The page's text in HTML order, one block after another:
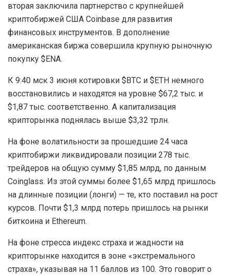
вторая заключила партнерство с крупнейшей
криптобиржей США Coinbase для развития
финансовых инструментов. В дополнение
американская биржа совершила крупную рыночную
покупку $ENA.
К 9:40 мск 3 июня котировки $BTC и $ETH немного
восстановились и находятся на уровне $67,2 тыс. и
$1,87 тыс. соответственно. А капитализация
крипторынка поднялась выше $3,32 трлн.
На фоне волатильности за прошедшие 24 часа
криптобиржи ликвидировали позиции 278 тыс.
трейдеров на общую сумму $1,85 млрд, по данным
Coinglass. Из этой суммы более $1,65 млрд пришлось
на длинные позиции (лонги) — те, кто поставил на рост
курсов. Почти $1,3 млрд потерь пришлось на рынки
биткоина и Ethereum.
На фоне стресса индекс страха и жадности на
крипторынке находится в зоне «экстремального
страха», указывая на 11 баллов из 100. Это говорит о